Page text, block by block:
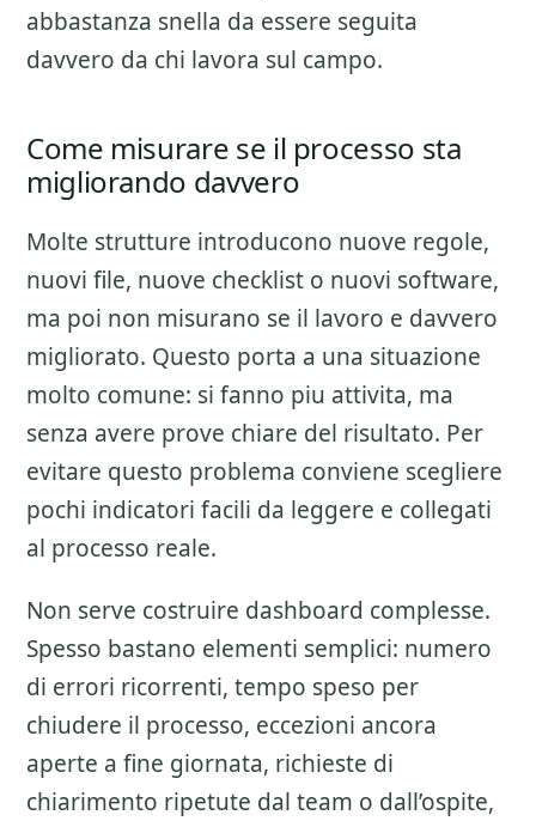
abbastanza snella da essere seguita
davvero da chi lavora sul campo.
Come misurare se il processo sta
migliorando davvero
Molte strutture introducono nuove regole,
nuovi file, nuove checklist o nuovi software,
ma poi non misurano se il lavoro e davvero
migliorato. Questo porta a una situazione
molto comune: si fanno piu attivita, ma
senza avere prove chiare del risultato. Per
evitare questo problema conviene scegliere
pochi indicatori facili da leggere e collegati
al processo reale.
Non serve costruire dashboard complesse.
Spesso bastano elementi semplici: numero
di errori ricorrenti, tempo speso per
chiudere il processo, eccezioni ancora
aperte a fine giornata, richieste di
chiarimento ripetute dal team o dall’ospite,